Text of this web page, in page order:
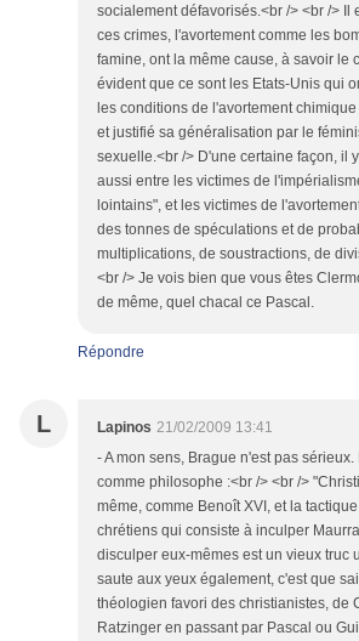
socialement défavorisés.<br /> <br /> Il
ces crimes, l'avortement comme les
famine, ont la même cause, à savoir le
évident que ce sont les Etats-Unis qui
les conditions de l'avortement
et justifié sa généralisation par le
sexuelle.<br /> D'une certaine façon, il
aussi entre les victimes de
lointains", et les victimes de
des tonnes de spéculations et de
multiplications, de soustractions, de
<br /> Je vois bien que vous êtes
de même, quel chacal ce Pascal.
Répondre
L Lapinos 21/02/2009 13:41
- A mon sens, Brague n'est pas
comme philosophe :<br /> <br />
même, comme Benoît XVI, et la
chrétiens qui consiste à inculper
disculper eux-mêmes est un vieux truc
saute aux yeux également, c'est que
théologien favori des christianistes, de
Ratzinger en passant par Pascal ou